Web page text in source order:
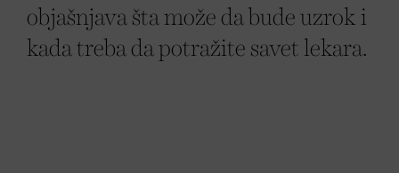
objašnjava šta može da bude uzrok i
kada treba da potražite savet lekara.